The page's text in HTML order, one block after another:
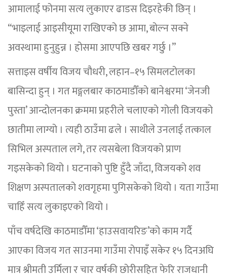
आमालाई फोनमा सत्य लुकाएर ढाडस दिइरहेकी छिन् ।
“भाइलाई आइसीयूमा राखिएको छ आमा, बोल्न सक्ने
अवस्थामा हुनुहुन्न । होसमा आएपछि खबर गर्छु ।”
सत्ताइस वर्षीय विजय चौधरी, लहान–१५ सिमलटोलका
बासिन्दा हुन् । गत मङ्गलबार काठमाडौँको बानेश्वरमा ‘जेनजी
पुस्ता’ आन्दोलनका क्रममा प्रहरीले चलाएको गोली विजयको
छातीमा लाग्यो । त्यही ठाउँमा ढले । साथीले उनलाई तत्काल
सिभिल अस्पताल लगे, तर त्यसबेला विजयको प्राण
गइसकेको थियो । घटनाको पुष्टि हुँदै जाँदा, विजयको शव
शिक्षण अस्पतालको शवगृहमा पुगिसकेको थियो । यता गाउँमा
चाहिँ सत्य लुकाइएको थियो ।
पाँच वर्षदेखि काठमाडौँमा ‘हाउसवायरिङ’को काम गर्दै
आएका विजय गत साउनमा गाउँमा रोपाइँ सकेर १५ दिनअघि
मात्र श्रीमती उर्मिला र चार वर्षकी छोरीसहित फेरि राजधानी